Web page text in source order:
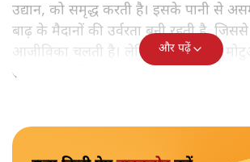
उद्यान, को समृद्ध करती है। इसके पानी से
बाढ़ के मैदानों की उर्वरता बनी रहती है,
आजीविका चलती है। लेकिन चीन का यह मोटुओ
स्टेशन इस नदी के प्रवाह को खतरे में डाल
और पढ़ें